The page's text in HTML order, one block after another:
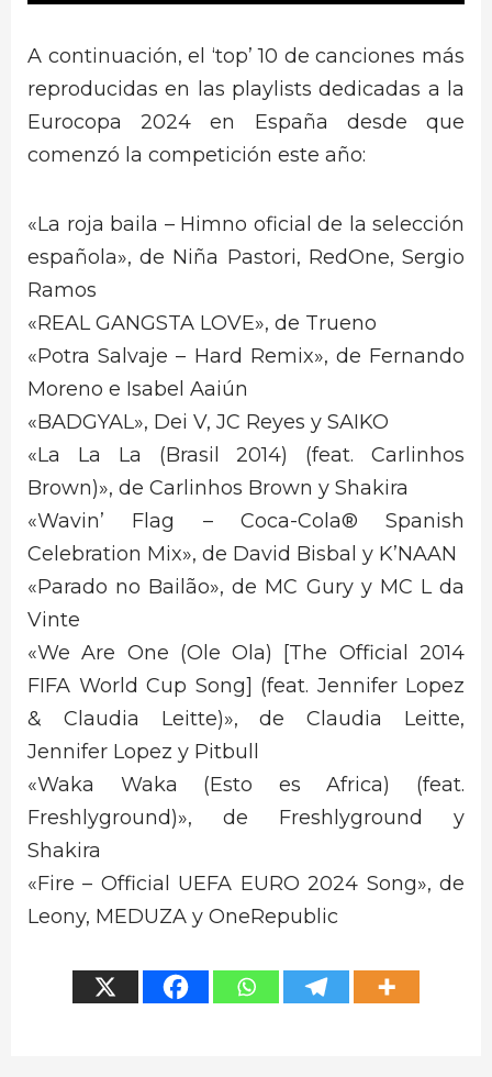
A continuación, el ‘top’ 10 de canciones más
reproducidas en las playlists dedicadas a la
Eurocopa 2024 en España desde que
comenzó la competición este año:
«La roja baila – Himno oficial de la selección
española», de Niña Pastori, RedOne, Sergio
Ramos
«REAL GANGSTA LOVE», de Trueno
«Potra Salvaje – Hard Remix», de Fernando
Moreno e Isabel Aaiún
«BADGYAL», Dei V, JC Reyes y SAIKO
«La La La (Brasil 2014) (feat. Carlinhos
Brown)», de Carlinhos Brown y Shakira
«Wavin’ Flag – Coca-Cola® Spanish
Celebration Mix», de David Bisbal y K’NAAN
«Parado no Bailão», de MC Gury y MC L da
Vinte
«We Are One (Ole Ola) [The Official 2014
FIFA World Cup Song] (feat. Jennifer Lopez
& Claudia Leitte)», de Claudia Leitte,
Jennifer Lopez y Pitbull
«Waka Waka (Esto es Africa) (feat.
Freshlyground)», de Freshlyground y
Shakira
«Fire – Official UEFA EURO 2024 Song», de
Leony, MEDUZA y OneRepublic